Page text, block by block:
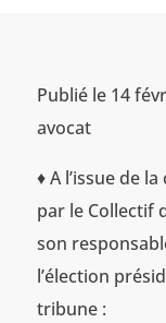
Publié le 14
avocat
♦ A l’issue de
par le Collectif
son
l’élection
tribune :